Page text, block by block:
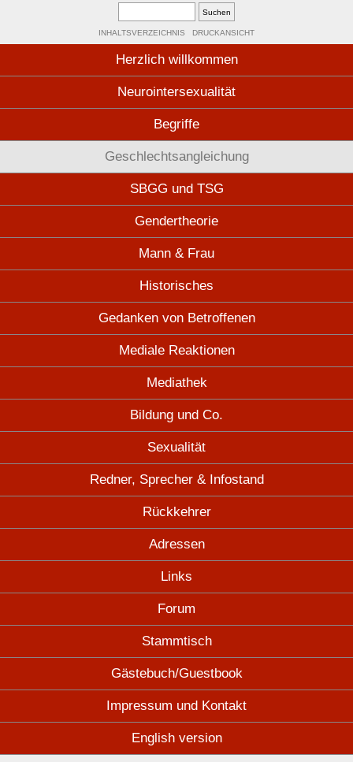
INHALTSVERZEICHNIS DRUCKANSICHT
Herzlich willkommen
Neurointersexualität
Begriffe
Geschlechtsangleichung
SBGG und TSG
Gendertheorie
Mann & Frau
Historisches
Gedanken von Betroffenen
Mediale Reaktionen
Mediathek
Bildung und Co.
Sexualität
Redner, Sprecher & Infostand
Rückkehrer
Adressen
Links
Forum
Stammtisch
Gästebuch/Guestbook
Impressum und Kontakt
English version